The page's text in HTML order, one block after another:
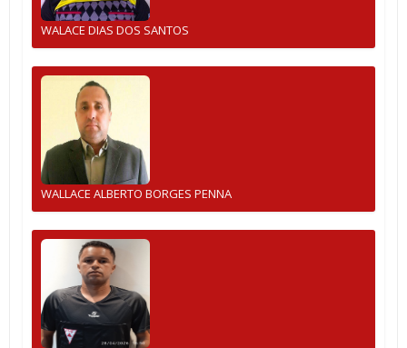
WALACE DIAS DOS SANTOS
WALLACE ALBERTO BORGES PENNA